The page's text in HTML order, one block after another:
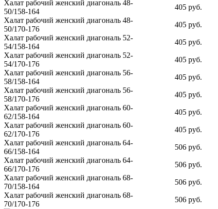
Халат рабочий женский диагональ 48-
50/158-164
405 руб.
Халат рабочий женский диагональ 48-
50/170-176
405 руб.
Халат рабочий женский диагональ 52-
54/158-164
405 руб.
Халат рабочий женский диагональ 52-
54/170-176
405 руб.
Халат рабочий женский диагональ 56-
58/158-164
405 руб.
Халат рабочий женский диагональ 56-
58/170-176
405 руб.
Халат рабочий женский диагональ 60-
62/158-164
405 руб.
Халат рабочий женский диагональ 60-
62/170-176
405 руб.
Халат рабочий женский диагональ 64-
66/158-164
506 руб.
Халат рабочий женский диагональ 64-
66/170-176
506 руб.
Халат рабочий женский диагональ 68-
70/158-164
506 руб.
Халат рабочий женский диагональ 68-
70/170-176
506 руб.